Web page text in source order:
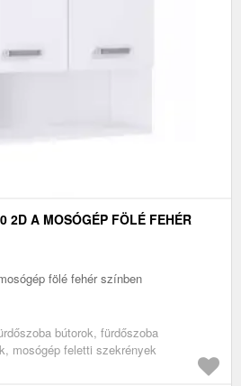
2D A MOSÓGÉP FÖLÉ FEHÉR
fölé fehér színben
bútorok, fürdőszoba
mosógép feletti szekrények